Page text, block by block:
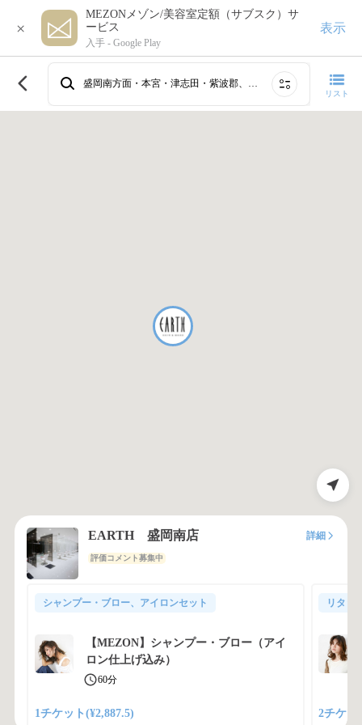
×
MEZONメゾン/美容室定額（サブスク）サ
ービス
入手 - Google Play
表示
盛岡南方面・本宮・津志田・紫波郡、岩手・盛岡、北上・花巻、奥州・一関・久慈・宮古・その他
リスト
このエリアで再検索する
EARTH 盛岡南店 詳細
評価コメント募集中
シャンプー・ブロー、アイロンセット
【MEZON】シャンプー・ブロー（アイ
ロン仕上げ込み）
60分
1チケット(¥2,887.5)
リタッ
2チケッ